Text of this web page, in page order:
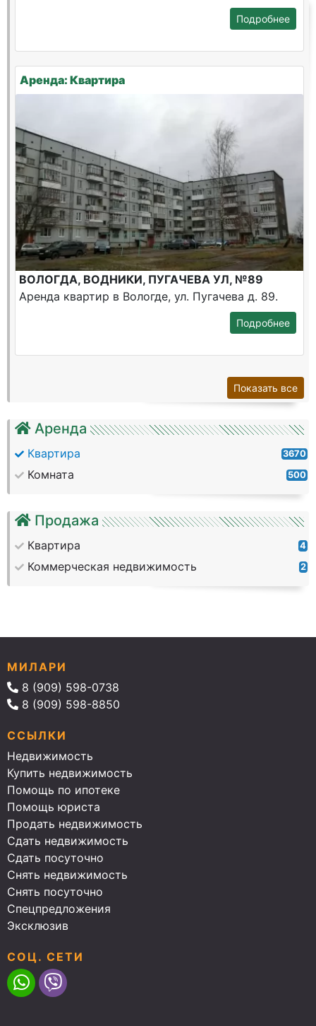
Аренда
Квартира 3670
Комната 500
Продажа
Квартира 4
Коммерческая недвижимость 2
Подробнее
Аренда: Квартира
ВОЛОГДА, ВОДНИКИ, ПУГАЧЕВА УЛ, №89
Аренда квартир в Вологде, ул. Пугачева д. 89.
Подробнее
Показать все
МИЛАРИ
8 (909) 598-0738
8 (909) 598-8850
ССЫЛКИ
Недвижимость
Купить недвижимость
Помощь по ипотеке
Помощь юриста
Продать недвижимость
Сдать недвижимость
Сдать посуточно
Снять недвижимость
Снять посуточно
Спецпредложения
Эксклюзив
СОЦ. СЕТИ